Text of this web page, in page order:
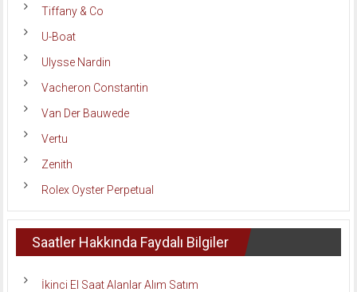
Tiffany & Co
U-Boat
Ulysse Nardin
Vacheron Constantin
Van Der Bauwede
Vertu
Zenith
Rolex Oyster Perpetual
Saatler Hakkında Faydalı Bilgiler
İkinci El Saat Alanlar Alım Satım